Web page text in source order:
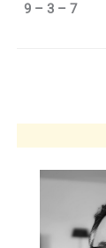
9 – 3 – 7